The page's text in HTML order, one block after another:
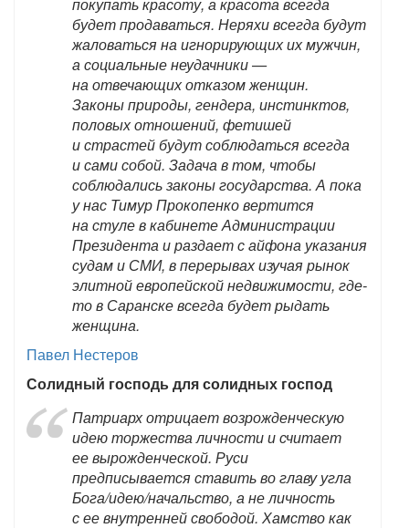
будет продаваться. Неряхи всегда будут
жаловаться на игнорирующих их мужчин,
а социальные неудачники —
на отвечающих отказом женщин.
Законы природы, гендера, инстинктов,
половых отношений, фетишей
и страстей будут соблюдаться всегда
и сами собой. Задача в том, чтобы
соблюдались законы государства. А пока
у нас Тимур Прокопенко вертится
на стуле в кабинете Администрации
Президента и раздает с айфона указания
судам и СМИ, в перерывах изучая рынок
элитной европейской недвижимости, где-
то в Саранске всегда будет рыдать
женщина.
Павел Нестеров
Солидный господь для солидных господ
Патриарх отрицает возрожденческую
идею торжества личности и считает
ее вырожденческой. Руси
предписывается ставить во главу угла
Бога/идею/начальство, а не личность
с ее внутренней свободой. Хамство как